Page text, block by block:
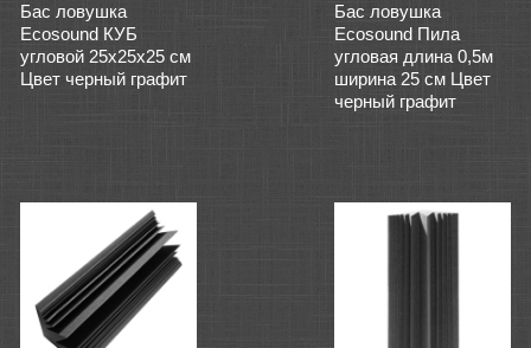
Бас ловушка
Ecosound КУБ
угловой 25х25х25 см
Цвет черный графит
Бас ловушка
Ecosound Пила
угловая длина 0,5м
ширина 25 см Цвет
черный графит